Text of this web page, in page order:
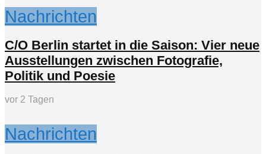
Nachrichten
C/O Berlin startet in die Saison: Vier neue
Ausstellungen zwischen Fotografie,
Politik und Poesie
vor 2 Tagen
Nachrichten